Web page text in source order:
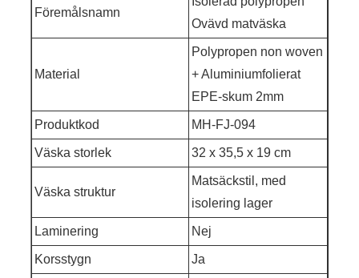
Föremålsnamn
Ovävd matväska
Material
Polypropen non woven
+ Aluminiumfolierat
EPE-skum 2mm
Produktkod MH-FJ-094
Väska storlek 32 x 35,5 x 19 cm
Väska struktur
Matsäckstil, med
isolering lager
Laminering Nej
Korsstygn Ja